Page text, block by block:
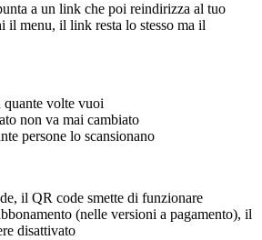
a un link che poi reindirizza al tuo
il menu, il link resta lo stesso ma il
volte vuoi
non va mai cambiato
persone lo scansionano
il QR code smette di funzionare
(nelle versioni a pagamento), il
disattivato